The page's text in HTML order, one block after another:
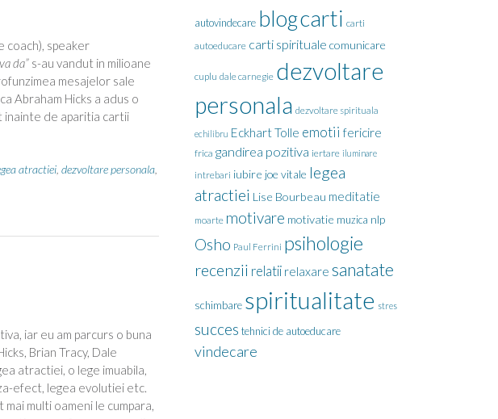
speaker
da”s-au vandut in milioane
mesajelor sale
Abraham Hicks a adus o
inainte de aparitia cartii
atractiei dezvoltare personala
iar eu am parcurs o buna
Brian Tracy, Dale
atractiei, o lege imuabila,
efect, legea evolutiei etc.
multi oameni le cumpara,
autovindecare blogcarti carti
autoeducare carti spirituale comunicare
cuplu dale carnegie dezvoltare
personala dezvoltare spirituala
echilibru Eckhart Tolle emotii fericire
frica gandirea pozitiva iertare iluminare
intrebari iubire joe vitale legea
atractiei Lise Bourbeau meditatie
moarte motivare motivatie muzica nlp
Osho Paul Ferrini psihologie
recenzii relatii relaxare sanatate
schimbare spiritualitate stres
succes tehnici de autoeducare
vindecare